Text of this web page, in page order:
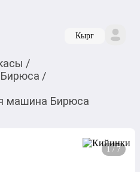
Кырг
/
Бирюса /
машина Бирюса
1 / 7